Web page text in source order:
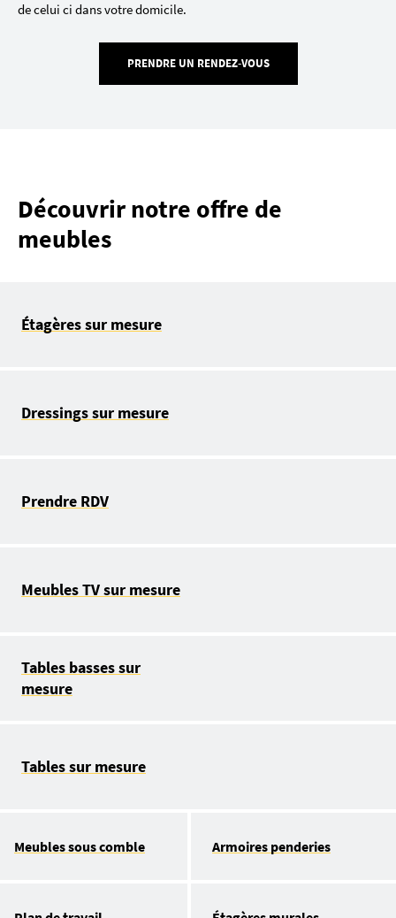
de celui ci dans votre domicile.
PRENDRE UN RENDEZ-VOUS
Découvrir notre offre de
meubles
Étagères sur mesure
Dressings sur mesure
Prendre RDV
Meubles TV sur mesure
Tables basses sur
mesure
Tables sur mesure
Meubles sous comble Armoires penderies